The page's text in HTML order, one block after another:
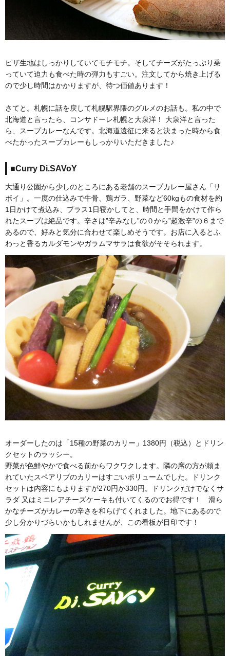
ピザ生地はしっかりしていてモチモチ。そしてチーズがたっぷり乗
っていて迫力も食べた時の弾力もすごい。注文してから焼き上げる
ので少し時間はかかりますが、待つ価値あります！
さてと。札幌に話を戻して札幌駅界隈のグルメのお話も。私の中で
北海道と言ったら、コンサドーレ札幌と大泉洋！ 大泉洋と言った
ら、スープカレーなんです。北海道遠征に来ると決まった時から食
べたかったスープカレーもしっかりいただきました♪
■Curry Di.SAVoY
大通り公園から少しのところにある老舗のスープカレー屋さん「サ
ボイ」。一度の仕込みで牛骨、鶏ガラ、野菜など60kgもの食材を約
1日かけて煮込み、プラス1日寝かしてと、時間と手間をかけて作ら
れたスープは絶品です。辛さは”辛みなし”の０から”超激辛”の６まで
あるので、好みと気分に合わせて楽しめそうです。お店に入るとふ
わっと香るカルダモンやガラムマサラは食欲がそそられます。
オーダーしたのは「15種の野菜のカリー」1380円（税込）とドリン
クセットのラッシー。
野菜が色鮮やかで食べる前からワクワクします。隣の席の方が頼ま
れていたスペアリブのカリーはすごいボリュームでした。ドリンク
セットは内容にもよりますが270円か330円。ドリンクだけでなくサ
ラダ 又はミニレアチーズケーキも付いてくるのでお得です！ 滑ら
かなチーズがカレーの辛さを和らげてくれました。地下にあるので
少し分かりづらいかもしれませんが、この看板が目印です！